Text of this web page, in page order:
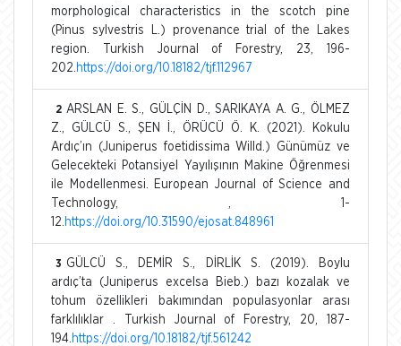
morphological characteristics in the scotch pine
(Pinus sylvestris L.) provenance trial of the Lakes
region. Turkish Journal of Forestry, 23, 196-
202. https://doi.org/10.18182/tjf.112967
2 ARSLAN E. S., GÜLÇİN D., SARIKAYA A. G., ÖLMEZ
Z., GÜLCÜ S., ŞEN İ., ÖRÜCÜ Ö. K. (2021). Kokulu
Ardıç’ın (Juniperus foetidissima Willd.) Günümüz ve
Gelecekteki Potansiyel Yayılışının Makine Öğrenmesi
ile Modellenmesi. European Journal of Science and
Technology, , 1-
12. https://doi.org/10.31590/ejosat.848961
3 GÜLCÜ S., DEMİR S., DİRLİK S. (2019). Boylu
ardıç’ta (Juniperus excelsa Bieb.) bazı kozalak ve
tohum özellikleri bakımından populasyonlar arası
farklılıklar . Turkish Journal of Forestry, 20, 187-
194. https://doi.org/10.18182/tjf.561242